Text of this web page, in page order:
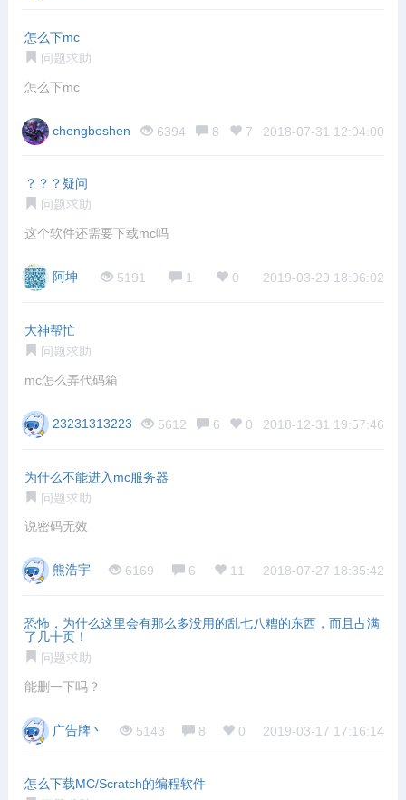
怎么下mc
问题求助
怎么下mc
chengboshen 6394 8 7 2018-07-31 12:04:00
？？？疑问
问题求助
这个软件还需要下载mc吗
阿坤 5191 1 0 2019-03-29 18:06:02
大神帮忙
问题求助
mc怎么弄代码箱
23231313223 5612 6 0 2018-12-31 19:57:46
为什么不能进入mc服务器
问题求助
说密码无效
熊浩宇 6169 6 11 2018-07-27 18:35:42
恐怖，为什么这里会有那么多没用的乱七八糟的东西，而且占满
了几十页！
问题求助
能删一下吗？
广告牌丶 5143 8 0 2019-03-17 17:16:14
怎么下载MC/Scratch的编程软件